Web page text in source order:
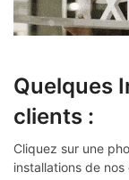
Quelques
clients :
Cliquez sur une
installations de nos